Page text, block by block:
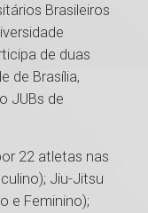
Brasileiros
de duas
de Brasília,
JUBs de
22 atletas nas
Jiu-Jitsu
e Feminino);